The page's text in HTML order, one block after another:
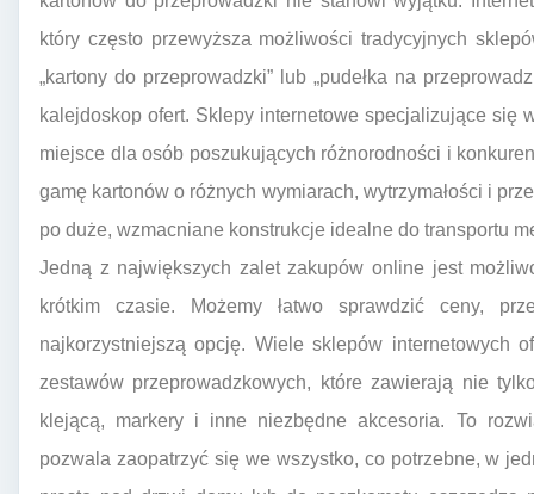
który często przewyższa możliwości tradycyjnych
„kartony do przeprowadzki” lub „pudełka na
kalejdoskop ofert. Sklepy internetowe specjalizujące się
miejsce dla osób poszukujących różnorodności i
gamę kartonów o różnych wymiarach, wytrzymałości i
po duże, wzmacniane konstrukcje idealne do transportu
Jedną z największych zalet zakupów online jest
krótkim czasie. Możemy łatwo sprawdzić ceny,
najkorzystniejszą opcję. Wiele sklepów internetowych
zestawów przeprowadzkowych, które zawierają nie
klejącą, markery i inne niezbędne akcesoria. To
pozwala zaopatrzyć się we wszystko, co potrzebne, w